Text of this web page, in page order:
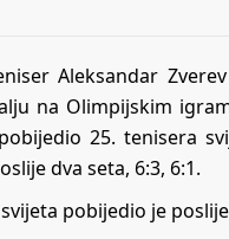
Aleksandar
na Olimpijskim
25. tenisera
dva seta, 6:3, 6:1.
pobijedio je